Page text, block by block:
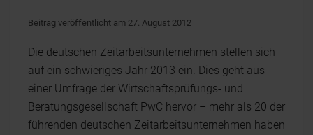
Beitrag veröffentlicht am 27. August 2012
Die deutschen Zeitarbeitsunternehmen stellen sich
auf ein schwieriges Jahr 2013 ein. Dies geht aus
einer Umfrage der Wirtschaftsprüfungs- und
Beratungsgesellschaft PwC hervor – mehr als 20 der
führenden deutschen Zeitarbeitsunternehmen haben